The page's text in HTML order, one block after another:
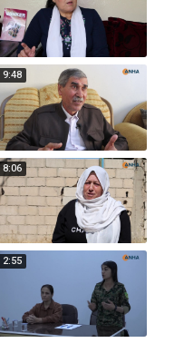
9:48
8:06
2:55